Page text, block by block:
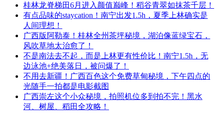
​桂林龙脊梯田6月进入颜值巅峰！稻谷青翠如抹茶千层！
有点品味的staycation！南宁出发1.5h，夏季上林确实是
人间理想！
​广西版阿勒泰！桂林全州茶坪秘境，湖泊像蓝绿宝石，
风吹草地太治愈了！
​不是南法去不起，而是上林更有性价比！南宁1.5h，无
边泳池+绝美落日，被问爆了！
​不用去新疆！广西百色这个免费草甸秘境，下午四点的
光随手一拍都是电影截图
​广西崇左这个小众秘境，拍照机位多到拍不完！黑水
河、树屋、稻田全攻略！